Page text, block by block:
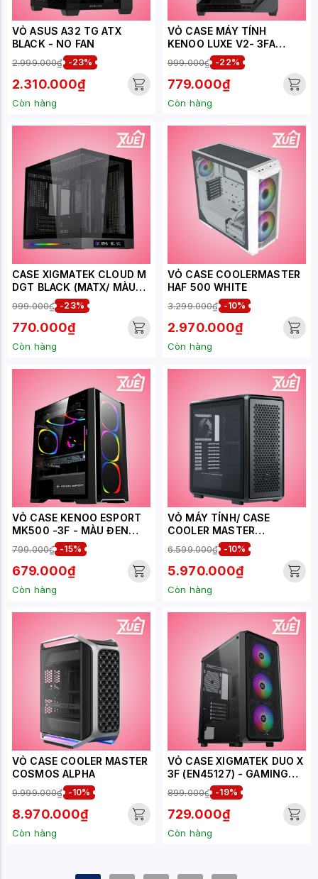
VỎ ASUS A32 TG ATX
BLACK - NO FAN
2.999.000₫ -23%
2.310.000₫
Còn hàng
VỎ CASE MÁY TÍNH
KENOO LUXE V2- 3FA
BLACK (ATX, MÀU ĐEN )
CASE BỂ CÁ
999.000₫ -22%
779.000₫
Còn hàng
CASE XIGMATEK CLOUD M
DGT BLACK (MATX/ MÀU
ĐEN) - NO FAN
999.000₫ -23%
770.000₫
Còn hàng
VỎ CASE COOLERMASTER
HAF 500 WHITE
3.299.000₫ -10%
2.970.000₫
Còn hàng
VỎ CASE KENOO ESPORT
MK500 -3F - MÀU ĐEN
MATX (3 FAN RGB)
799.000₫ -15%
679.000₫
Còn hàng
VỎ MÁY TÍNH/ CASE
COOLER MASTER
MASTERFRAME 600
BLACK/ ĐEN
6.599.000₫ -10%
5.970.000₫
Còn hàng
VỎ CASE COOLER MASTER
COSMOS ALPHA
9.999.000₫ -10%
8.970.000₫
Còn hàng
VỎ CASE XIGMATEK DUO X
3F (EN45127) - GAMING
ATX, KÈM 03 FAN
XIGMATEK Z20F
899.000₫ -19%
729.000₫
Còn hàng